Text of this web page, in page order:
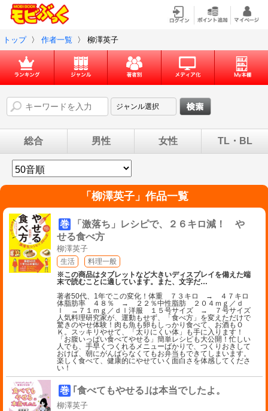
トップ 〉 作者一覧 〉 柳澤英子
総合 男性 女性 TL・BL
「 柳澤英子」作品一覧
巻
「激落ち」レシピで、２６キロ減！ や
せる食べ方
柳澤英子
生活
料理一般
※この商品はタブレットなど大きいディスプレイを備えた端
末で読むことに適しています。また、文字だ…
著者50代、1年でこの変化！体重 ７３キロ → ４７キロ
体脂肪率 ４８％ → ２２％中性脂肪 ２０４ｍｇ／ｄ
ｌ →７１ｍｇ／ｄｌ洋服 １５号サイズ → ７号サイズ
人気料理研究家が、運動もせず、「食べ方」を変えただけで
驚きのやせ体験！肉も魚も卵もしっかり食べて、お酒もＯ
Ｋ。スッキリやせて、「太りにくい体」も手に入ります！
「お腹いっぱい食べてやせる」簡単レシピも大公開！忙しい
人でも、手早くつくれるメニューばかりで、つくりおきして
おけば、朝にがんばらなくてもお弁当もできてしまいます。
楽しく食べて、健康的にやせていく面白さを体感してくださ
い！
巻 ｢食べてもやせる｣は本当でしたよ。
柳澤英子